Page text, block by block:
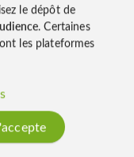
le dépôt de
. Certaines
les plateformes